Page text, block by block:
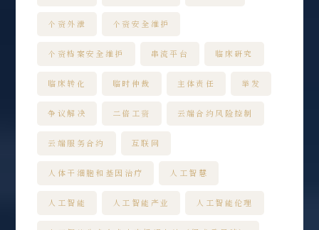
个资外泄 个资安全维护
个资档案安全维护 串流平台 临床研究
临床转化 临时仲裁 主体责任 举发
争议解决 二倍工资 云端合约风险控制
云端服务合约 互联网
人体干细胞和基因治疗 人工智慧
人工智能 人工智能产业 人工智能伦理